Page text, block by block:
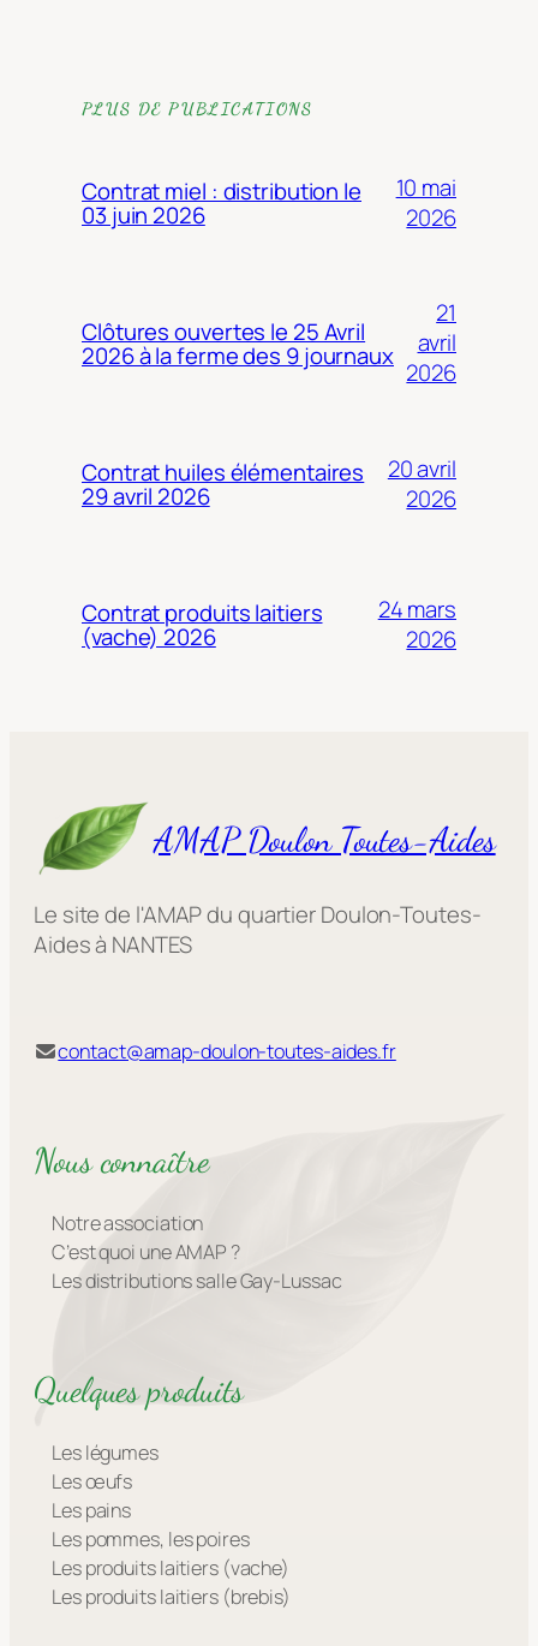
PLUS DE PUBLICATIONS
Contrat miel : distribution le
03 juin 2026
10 mai
2026
Clôtures ouvertes le 25 Avril
2026 à la ferme des 9 journaux
21
avril
2026
Contrat huiles élémentaires
29 avril 2026
20 avril
2026
Contrat produits laitiers
(vache) 2026
24 mars
2026
AMAP Doulon Toutes-Aides
Le site de l'AMAP du quartier Doulon-Toutes-
Aides à NANTES
contact@amap-doulon-toutes-aides.fr
Nous connaître
Notre association
C’est quoi une AMAP ?
Les distributions salle Gay-Lussac
Quelques produits
Les légumes
Les œufs
Les pains
Les pommes, les poires
Les produits laitiers (vache)
Les produits laitiers (brebis)